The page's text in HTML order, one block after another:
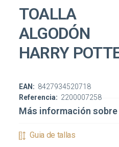
TOALLA
ALGODÓN
HARRY
Referencia: 2200007258
EAN: 8427934520718
Más información
Guia de tallas